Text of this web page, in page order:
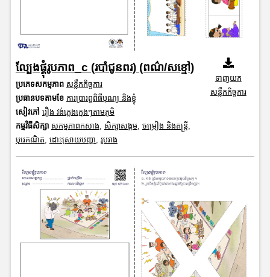
ល្បែងផ្គុំរូបភាព_c (របាំជូនពរ) (ពណ៌/សខ្មៅ)
ប្រភេទសកម្មភាព សន្លឹកកិច្ចការ
ប្រធានបទតាមខែ ការប្រារព្ធពិធីបុណ្យ និងខ្ញុំ
សៀវភៅ រឿង វង់ភ្លេងក្មេងៗតាមភូមិ
កម្មវិធីសិក្សា សកម្មភាពកសាង សិក្សាសង្គម, ចម្រៀង និងតន្ត្រី
បុរេគណិត ដោះស្រាយបញ្ហា រូបរាង
ទាញយក
សន្លឹកកិច្ចការ